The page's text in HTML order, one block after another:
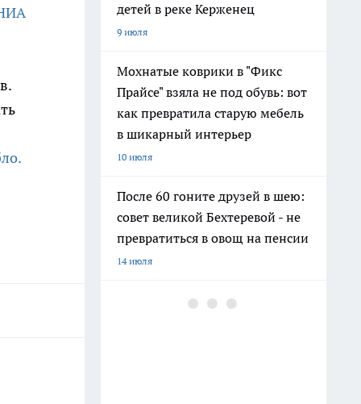
детей в реке Керженец
9 июля
Мохнатые коврики в "Фикс
Прайсе" взяла не под обувь: вот
как превратила старую мебель
в шикарный интерьер
10 июля
После 60 гоните друзей в шею:
совет великой Бехтеревой - не
превратиться в овощ на пенсии
14 июля
Гигант с нежной душой: как